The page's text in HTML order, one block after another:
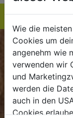
BIOKISTE
Kundenservice
Mo - Do: 8.00 -
Fr: 8.00 - 15.00 Uhr
Wie die
Cookies um
angenehm wie
verwenden wir
und
werden die
auch in den
Cookies